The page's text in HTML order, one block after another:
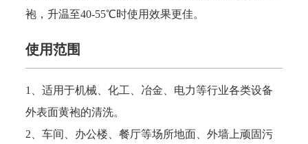
袍，升温至40-55℃时使用效果更佳。
使用范围
1、适用于机械、化工、冶金、电力等行业各类设备
外表面黄袍的清洗。
2、车间、办公楼、餐厅等场所地面、外墙上顽固污